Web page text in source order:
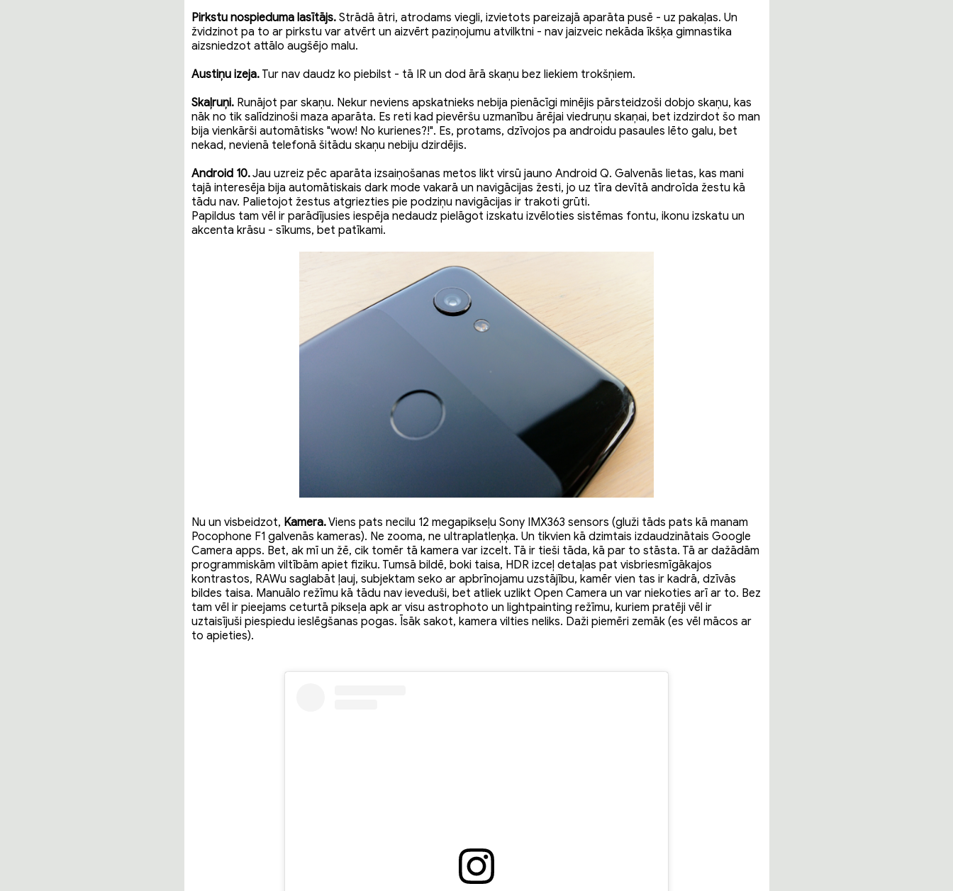
Pirkstu nospieduma lasītājs.Strādā ātri, atrodams viegli, izvietots pareizajā aparāta pusē - uz pakaļas. Un
žvidzinot pa to ar pirkstu var atvērt un aizvērt paziņojumu atvilktni - nav jaizveic nekāda īkšķa gimnastika
aizsniedzot attālo augšējo malu.
Austiņu izeja.Tur nav daudz ko piebilst - tā IR un dod ārā skaņu bez liekiem trokšņiem.
Skaļruņi.Runājot par skaņu. Nekur neviens apskatnieks nebija pienācīgi minējis pārsteidzoši dobjo skaņu, kas
nāk no tik salīdzinoši maza aparāta. Es reti kad pievēršu uzmanību ārējai viedruņu skaņai, bet izdzirdot šo man
bija vienkārši automātisks "wow! No kurienes?!". Es, protams, dzīvojos pa androidu pasaules lēto galu, bet
nekad, nevienā telefonā šitādu skaņu nebiju dzirdējis.
Android 10.Jau uzreiz pēc aparāta izsaiņošanas metos likt virsū jauno Android Q. Galvenās lietas, kas mani
tajā interesēja bija automātiskais dark mode vakarā un navigācijas žesti, jo uz tīra devītā androīda žestu kā
tādu nav. Palietojot žestus atgriezties pie podziņu navigācijas ir trakoti grūti.
Papildus tam vēl ir parādījusies iespēja nedaudz pielāgot izskatu izvēloties sistēmas fontu, ikonu izskatu un
akcenta krāsu - sīkums, bet patīkami.
Nu un visbeidzot, Kamera.Viens pats necilu 12 megapikseļu Sony IMX363 sensors (gluži tāds pats kā manam
Pocophone F1 galvenās kameras). Ne zooma, ne ultraplatleņķa. Un tikvien kā dzimtais izdaudzinātais Google
Camera apps. Bet, ak mī un žē, cik tomēr tā kamera var izcelt. Tā ir tieši tāda, kā par to stāsta. Tā ar dažādām
programmiskām viltībām apiet fiziku. Tumsā bildē, boki taisa, HDR izceļ detaļas pat visbriesmīgākajos
kontrastos, RAWu saglabāt ļauj, subjektam seko ar apbrīnojamu uzstājību, kamēr vien tas ir kadrā, dzīvās
bildes taisa. Manuālo režīmu kā tādu nav ieveduši, bet atliek uzlikt Open Camera un var niekoties arī ar to. Bez
tam vēl ir pieejams ceturtā pikseļa apk ar visu astrophoto un lightpainting režīmu, kuriem pratēji vēl ir
uztaisījuši piespiedu ieslēgšanas pogas. Īsāk sakot, kamera vilties neliks. Daži piemēri zemāk (es vēl mācos ar
to apieties).